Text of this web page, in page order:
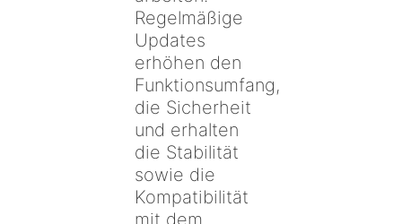
Regelmäßige
Updates
erhöhen den
Funktionsumfang,
die Sicherheit
und erhalten
die Stabilität
sowie die
Kompatibilität
mit dem